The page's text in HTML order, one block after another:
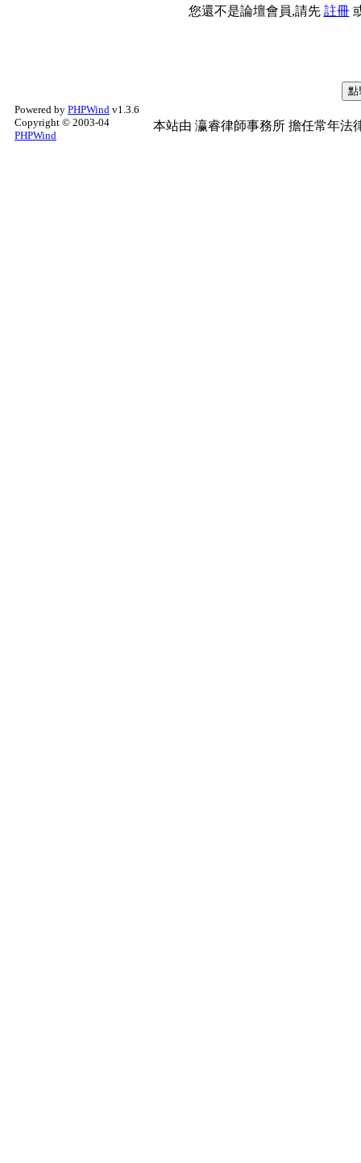
您還不是論壇會員,請先 註冊
Powered by PHPWind v1.3.6
Copyright © 2003-04
PHPWind
本站由 瀛睿律師事務所 擔任常年法